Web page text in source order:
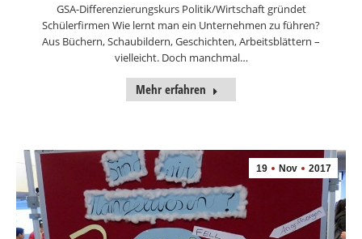
GSA-Differenzierungskurs Politik/Wirtschaft gründet
Schülerfirmen Wie lernt man ein Unternehmen zu führen?
Aus Büchern, Schaubildern, Geschichten, Arbeitsblättern –
vielleicht. Doch manchmal…
Mehr erfahren
19 Nov 2017